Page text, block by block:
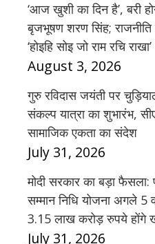
‘आज खुशी का दिन है’, बरी
बृजभूषण शरण सिंह; राजनीति
‘होइहि सोइ जो राम रचि राखा’
August 3, 2026
गुरु रविदास जयंती पर
संकल्प यात्रा का शुभारंभ,
सामाजिक एकता का संदेश
July 31, 2026
मोदी सरकार का बड़ा फैसला:
सम्मान निधि योजना अगले 5
3.15 लाख करोड़ रुपये होंगे
July 31, 2026